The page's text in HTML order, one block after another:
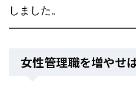
しました。
女性管理職を増やせ